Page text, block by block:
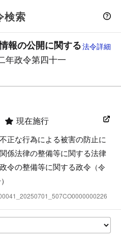
検索
報の公開に関する
年政令第四十一
法令詳細
現在施行
正な行為による被害の防止に
係法律の整備等に関する法律
令の整備等に関する政令 （令